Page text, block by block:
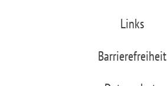
Links
Barrierefreiheit